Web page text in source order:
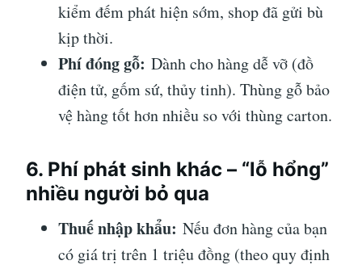
kiểm đếm phát hiện sớm, shop đã gửi bù
kịp thời.
Phí đóng gỗ: Dành cho hàng dễ vỡ (đồ
điện tử, gốm sứ, thủy tinh). Thùng gỗ bảo
vệ hàng tốt hơn nhiều so với thùng carton.
6. Phí phát sinh khác – “lỗ hổng”
nhiều người bỏ qua
Thuế nhập khẩu: Nếu đơn hàng của bạn
có giá trị trên 1 triệu đồng (theo quy định